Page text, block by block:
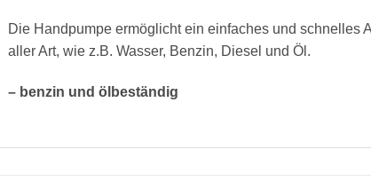
Die Handpumpe ermöglicht ein einfaches und schnelles
aller Art, wie z.B. Wasser, Benzin, Diesel und Öl.
– benzin und ölbeständig